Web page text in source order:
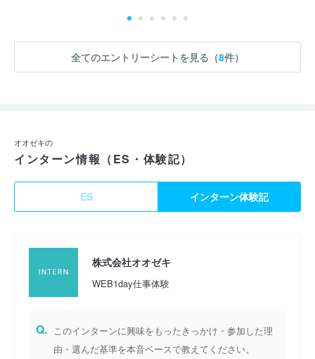
全てのエントリーシートを見る（8件）
オオゼキの
インターン情報（ES・体験記）
ES インターン体験記
株式会社オオゼキ
WEB1day仕事体験
Q. このインターンに興味をもったきっかけ・参加した理
由・選んだ基準を本音ベースで教えてください。